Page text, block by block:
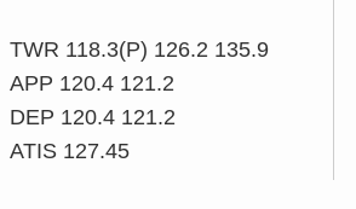
TWR 118.3(P) 126.2 135.9
APP 120.4 121.2
DEP 120.4 121.2
ATIS 127.45